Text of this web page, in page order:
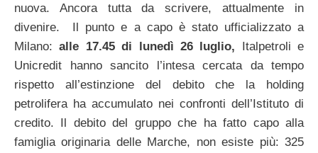
nuova. Ancora tutta da scrivere, attualmente in
divenire. Il punto e a capo è stato ufficializzato a
Milano:alle 17.45 di lunedì 26 luglio, Italpetroli e
Unicredit hanno sancito l’intesa cercata da tempo
rispetto all’estinzione del debito che la holding
petrolifera ha accumulato nei confronti dell’Istituto di
credito. Il debito del gruppo che ha fatto capo alla
famiglia originaria delle Marche, non esiste più: 325